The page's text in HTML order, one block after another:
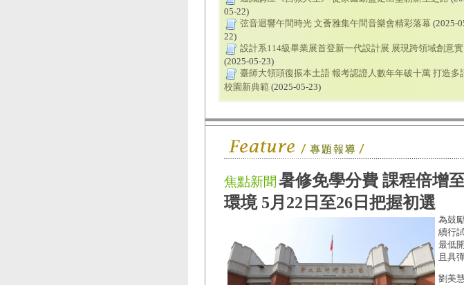
05-22)
弦音迴響午間時光 文薈雅集午間音樂會精彩落幕 (2025-
22)
設計系114級畢業展首登新一代設計展 展現跨領域創意實
(2025-05-23)
臺師大領頭復振本土語 報考認證人數年年破十萬 打造多
校園新典範 (2025-05-23)
焦點新聞暑修免學分費 課程倍增
環境 5月22日至26日把握初選
為鼓
續行
最低
且具
劉美